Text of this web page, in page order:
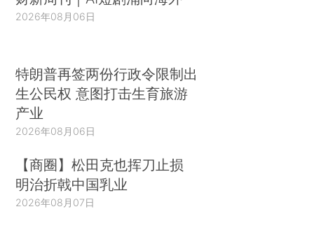
2026年08月06日
特朗普再签两份行政令限制出
生公民权 意图打击生育旅游
产业
2026年08月06日
【商圈】松田克也挥刀止损
明治折戟中国乳业
2026年08月07日